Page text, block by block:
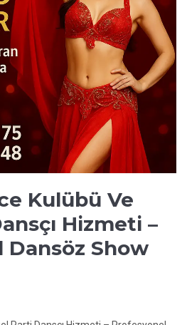
Kulübü Ve
Hizmeti –
Dansöz Show